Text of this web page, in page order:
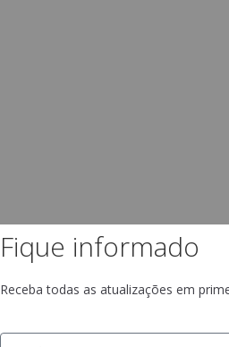
Fique informado
Receba todas as atualizações em